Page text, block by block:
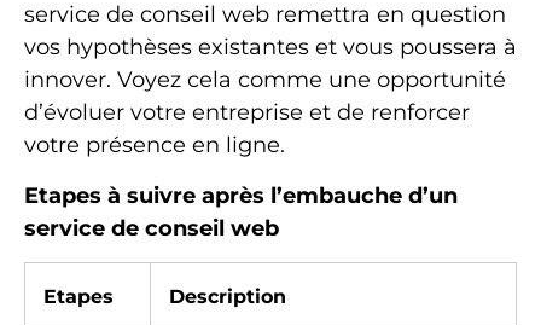
service de conseil web remettra en question
vos hypothèses existantes et vous poussera à
innover. Voyez cela comme une opportunité
d’évoluer votre entreprise et de renforcer
votre présence en ligne.
Etapes à suivre après l’embauche d’un
service de conseil web
Etapes Description